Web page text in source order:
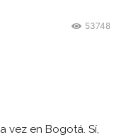
53748
vez en Bogotá. Sí,